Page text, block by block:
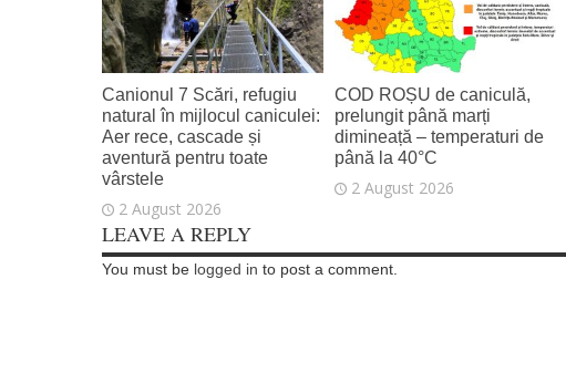
Canionul 7 Scări, refugiu
natural în mijlocul caniculei:
Aer rece, cascade și
aventură pentru toate
vârstele
2 August 2026
COD ROȘU de caniculă,
prelungit până marți
dimineață – temperaturi de
până la 40°C
2 August 2026
LEAVE A REPLY
You must be logged in to post a comment.